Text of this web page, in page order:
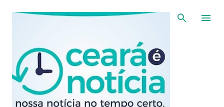
Pular para o conteúdo principal